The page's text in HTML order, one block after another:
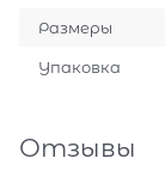
Размеры
Упаковка
Отзывы